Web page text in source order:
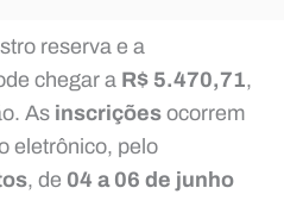
reserva e a
chegar a R$ 5.470,71,
As inscrições ocorrem
eletrônico, pelo
, de 04 a 06 de junho